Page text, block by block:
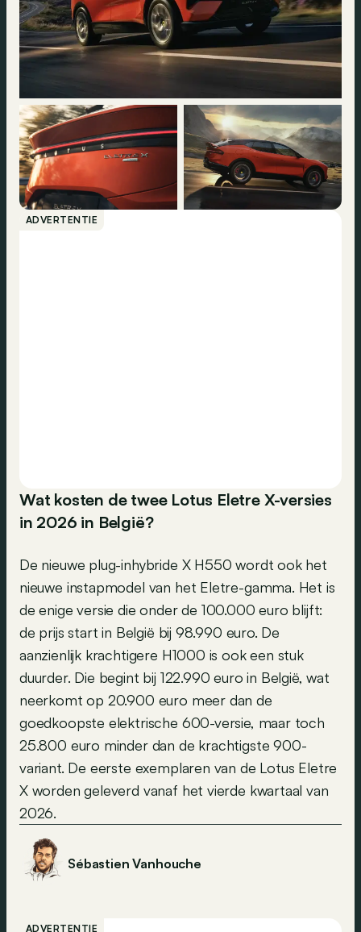
ADVERTENTIE
Wat kosten de twee Lotus Eletre X-versies
in 2026 in België?
De nieuwe plug-inhybride X H550 wordt ook het
nieuwe instapmodel van het Eletre-gamma. Het is
de enige versie die onder de 100.000 euro blijft:
de prijs start in België bij 98.990 euro. De
aanzienlijk krachtigere H1000 is ook een stuk
duurder. Die begint bij 122.990 euro in België, wat
neerkomt op 20.900 euro meer dan de
goedkoopste elektrische 600-versie, maar toch
25.800 euro minder dan de krachtigste 900-
variant. De eerste exemplaren van de Lotus Eletre
X worden geleverd vanaf het vierde kwartaal van
2026.
Sébastien Vanhouche
ADVERTENTIE